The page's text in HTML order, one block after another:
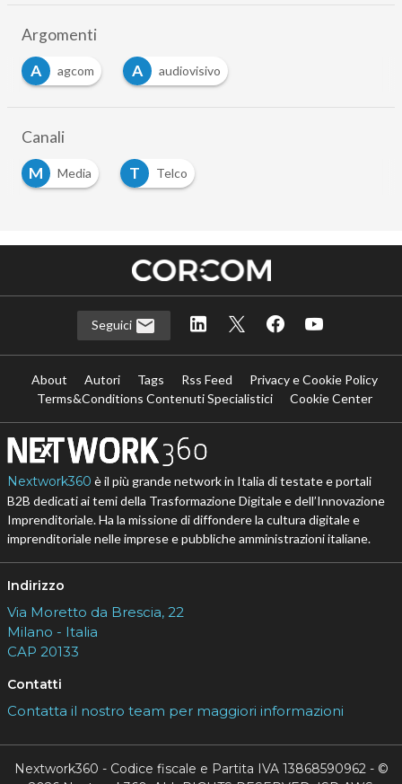
Argomenti
A
agcom A
audiovisivo
Canali
M
Media T
Telco
Seguici
About Autori Tags Rss Feed
Privacy e Cookie Policy
Terms&Conditions Contenuti Specialistici
Cookie Center
Nextwork360 è il più grande network in Italia di testate e portali
B2B dedicati ai temi della Trasformazione Digitale e dell’Innovazione
Imprenditoriale. Ha la missione di diffondere la cultura digitale e
imprenditoriale nelle imprese e pubbliche amministrazioni italiane.
Indirizzo
Via Moretto da Brescia, 22
Milano - Italia
CAP 20133
Contatti
Contatta il nostro team per maggiori informazioni
Nextwork360 - Codice fiscale e Partita IVA 13868590962 - ©